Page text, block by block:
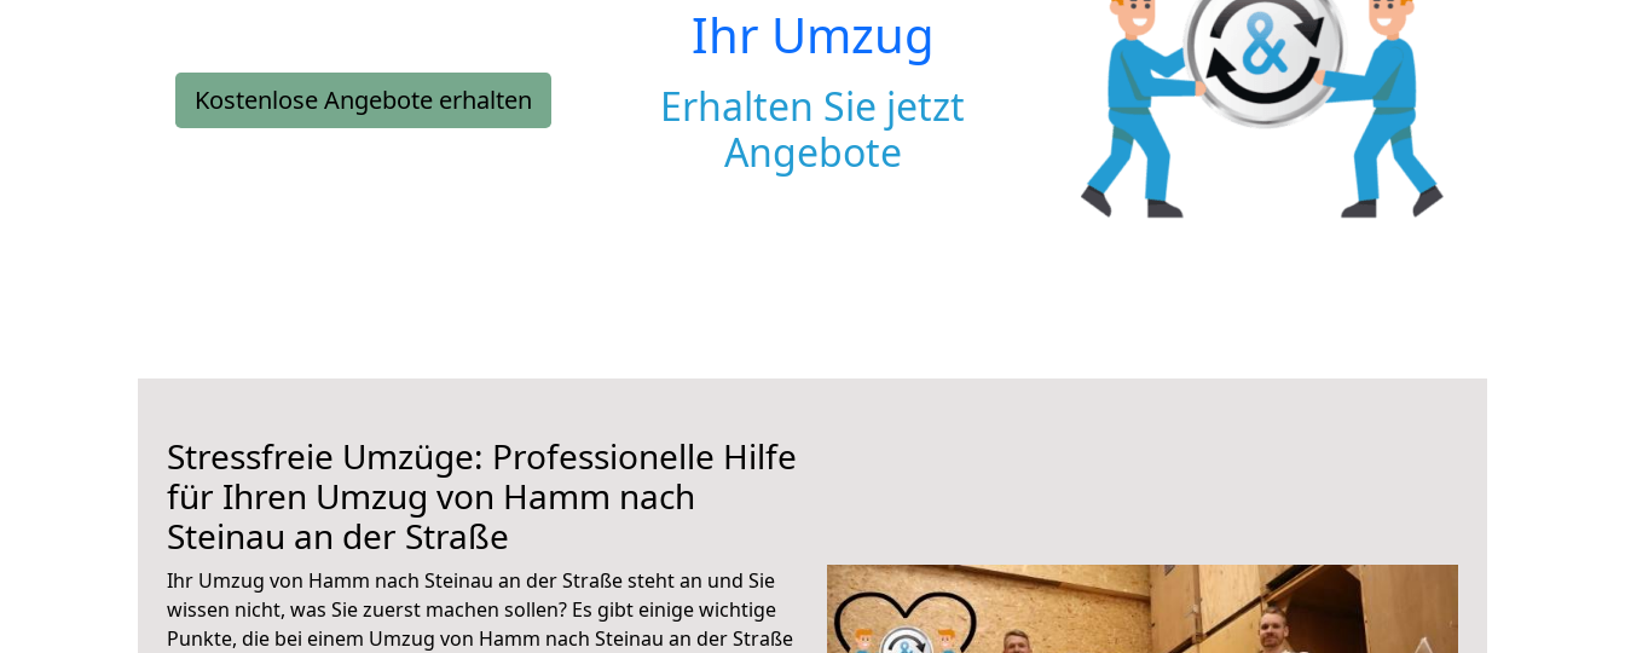
Kostenlose Angebote erhalten
Ihr Umzug
Erhalten Sie jetzt
Angebote
Stressfreie Umzüge: Professionelle Hilfe
für Ihren Umzug von Hamm nach
Steinau an der Straße
Ihr Umzug von Hamm nach Steinau an der Straße steht an und Sie
wissen nicht, was Sie zuerst machen sollen? Es gibt einige wichtige
Punkte, die bei einem Umzug von Hamm nach Steinau an der Straße